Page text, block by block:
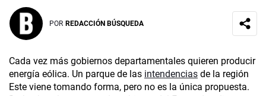
POR REDACCIÓN BÚSQUEDA
Cada vez más gobiernos departamentales quieren producir
energía eólica. Un parque de las intendencias de la región
Este viene tomando forma, pero no es la única propuesta.